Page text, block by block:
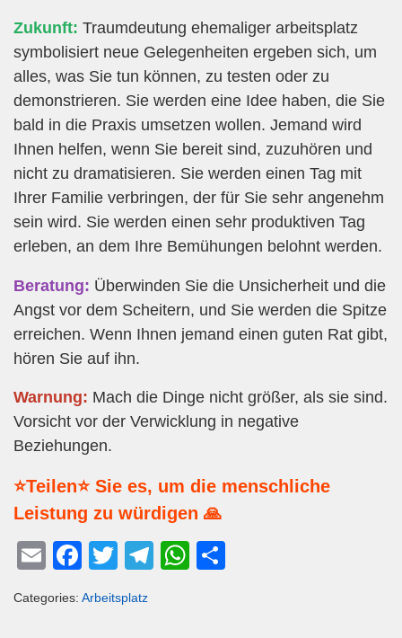
Zukunft: Traumdeutung ehemaliger arbeitsplatz
symbolisiert neue Gelegenheiten ergeben sich, um
alles, was Sie tun können, zu testen oder zu
demonstrieren. Sie werden eine Idee haben, die Sie
bald in die Praxis umsetzen wollen. Jemand wird
Ihnen helfen, wenn Sie bereit sind, zuzuhören und
nicht zu dramatisieren. Sie werden einen Tag mit
Ihrer Familie verbringen, der für Sie sehr angenehm
sein wird. Sie werden einen sehr produktiven Tag
erleben, an dem Ihre Bemühungen belohnt werden.
Beratung: Überwinden Sie die Unsicherheit und die
Angst vor dem Scheitern, und Sie werden die Spitze
erreichen. Wenn Ihnen jemand einen guten Rat gibt,
hören Sie auf ihn.
Warnung: Mach die Dinge nicht größer, als sie sind.
Vorsicht vor der Verwicklung in negative
Beziehungen.
⭐Teilen⭐ Sie es, um die menschliche
Leistung zu würdigen 🙏
E
ail
F
c
T
tt
T
W
Categories: Arbeitsplatz